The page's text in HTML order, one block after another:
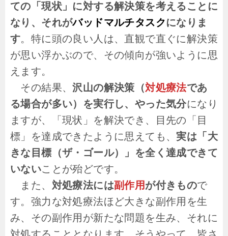
ての「現状」に対する解決策を考えることに
なり、それがバッドマルチタスクになりま
す。特に頭の良い人は、直観で直ぐに解決策
が思い浮かぶので、その傾向が強いように思
えます。
その結果、沢山の解決策（対処療法であ
る場合が多い）を実行し、やった気分になり
ますが、「現状」を解決でき、目先の「目
標」を達成できたように思えても、実は「大
きな目標（ザ・ゴール）」を全く達成できて
いないことが殆どです。
また、 対処療法には副作用が付きもので
す。強力な対処療法ほど大きな副作用を生
み、その副作用が新たな問題を生み、それに